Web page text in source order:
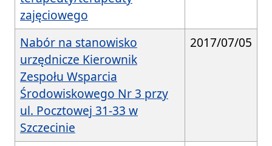
zajęciowego
Nabór na stanowisko
urzędnicze Kierownik
Zespołu Wsparcia
Środowiskowego Nr 3 przy
ul. Pocztowej 31-33 w
Szczecinie
2017/07/05